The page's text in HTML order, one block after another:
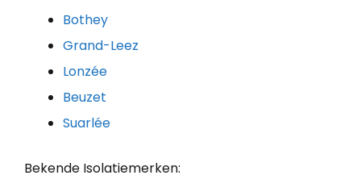
Bothey
Grand-Leez
Lonzée
Beuzet
Suarlée
Bekende Isolatiemerken: